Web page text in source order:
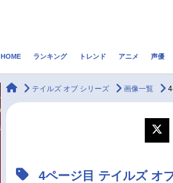
音楽
アニメ記事一覧
HOME ランキング トレンド アニメ 声優
animateTimes
テイルズ オブ シリーズ 画像一覧
4ページ目 テイルズ オ